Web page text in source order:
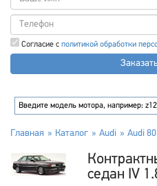
Согласие с политикой обработки
Главная Каталог Audi Audi
седан IV